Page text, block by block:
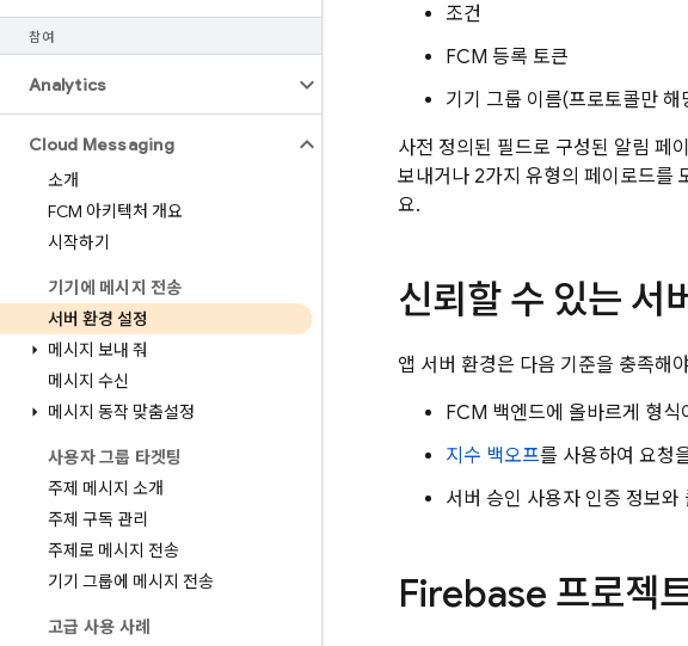
참여
Analytics
Cloud Messaging
소개
FCM 아키텍처 개요
시작하기
기기에 메시지 전송
서버 환경 설정
메시지 보내 줘
메시지 수신
메시지 동작 맞춤설정
사용자 그룹 타겟팅
주제 메시지 소개
주제 구독 관리
주제로 메시지 전송
기기 그룹에 메시지 전송
고급 사용 사례
조건
FCM 등록 토큰
기기 그룹 이름(프로토콜만 해
사전 정의된 필드로 구성된 알림 페
보내거나 2가지 유형의 페이로드를
요.
신뢰할 수 있는 서
앱 서버 환경은 다음 기준을 충족해
FCM 백엔드에 올바르게 형
지수 백오프를 사용하여 요청
서버 승인 사용자 인증 정보
Firebase 프로젝